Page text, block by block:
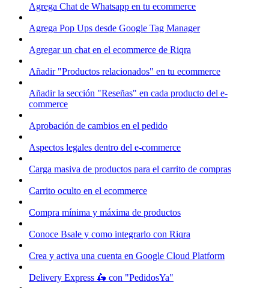
Agrega Chat de Whatsapp en tu ecommerce
Agrega Pop Ups desde Google Tag Manager
Agregar un chat en el ecommerce de Riqra
Añadir "Productos relacionados" en tu ecommerce
Añadir la sección "Reseñas" en cada producto del e-
commerce
Aprobación de cambios en el pedido
Aspectos legales dentro del e-commerce
Carga masiva de productos para el carrito de compras
Carrito oculto en el ecommerce
Compra mínima y máxima de productos
Conoce Bsale y como integrarlo con Riqra
Crea y activa una cuenta en Google Cloud Platform
Delivery Express 🛵 con "PedidosYa"